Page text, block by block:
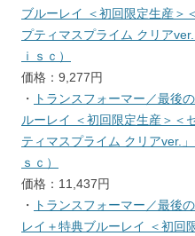
ブルーレイ ＜初回限定生産＞
プティマスプライム クリア
ｉｓｃ）
価格：9,277円
・
トランスフォーマー／最後
ルーレイ ＜初回限定生産＞＜
ティマスプライム クリアver.
ｓｃ）
価格：11,437円
・
トランスフォーマー／最後
レイ＋特典ブルーレイ ＜初回